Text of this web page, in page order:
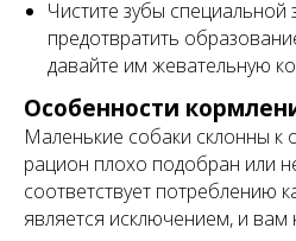
Чистите зубы специальной
предотвратить
давайте им жевательную
Особенности
Маленькие собаки склонны к
рацион плохо подобран или
соответствует потреблению
является исключением, и